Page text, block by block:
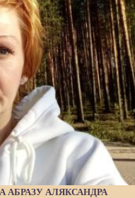
АБРАЗУ АЛЯКСАНДРА